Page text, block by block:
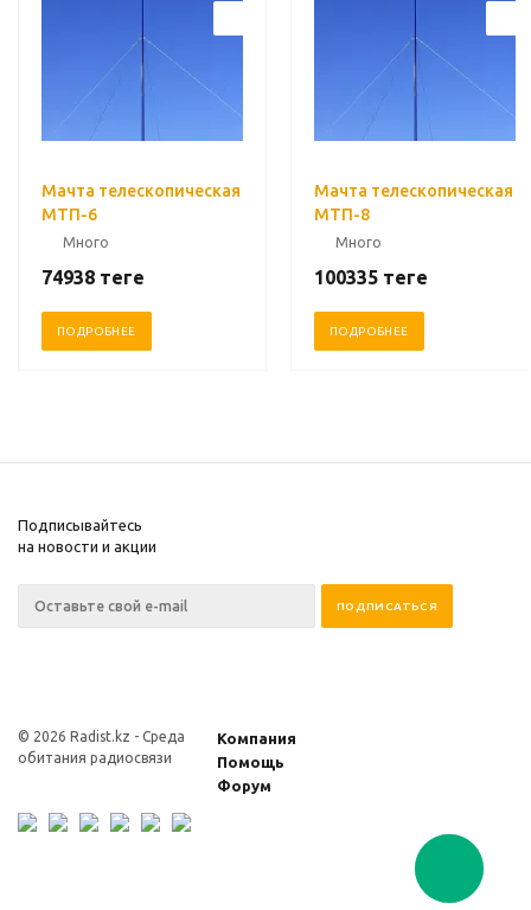
Мачта телескопическая
МТП-6
Много
74938 теңге
ПОДРОБНЕЕ
Мачта телескопическая
МТП-8
Много
100335 теңге
ПОДРОБНЕЕ
Подписывайтесь
на новости и акции
© 2026 Radist.kz - Среда
обитания радиосвязи
Компания
Помощь
Форум